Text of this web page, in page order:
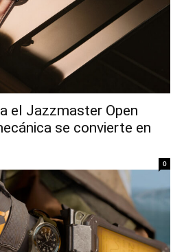
el Jazzmaster Open
se convierte en
0